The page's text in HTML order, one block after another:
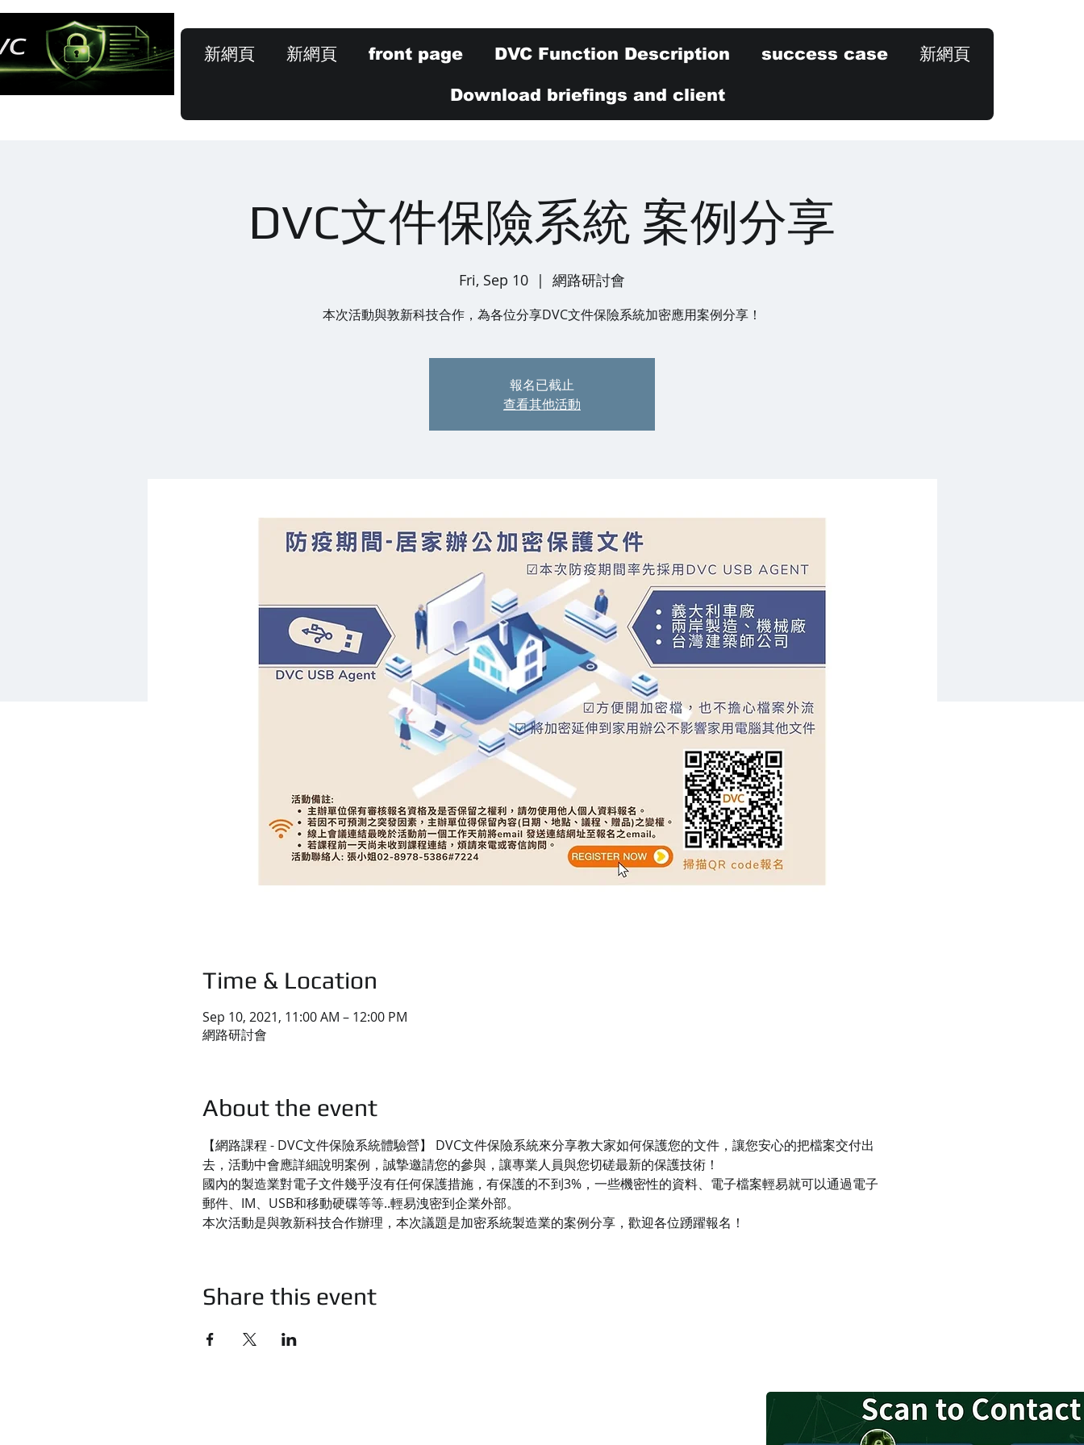
新網頁 新網頁 front page DVC Function Description success case 新網頁
Download briefings and client
DVC文件保險系統 案例分享
Fri, Sep 10
  |
網路研討會
本次活動與敦新科技合作，為各位分享DVC文件保險系統加密應用案例分享！
報名已截止
查看其他活動
Time & Location
Sep 10, 2021, 11:00 AM – 12:00 PM
網路研討會
About the event
【網路課程 - DVC文件保險系統體驗營】 DVC文件保險系統來分享教大家如何保護您的文件，讓您安心的把檔案交付出
去，活動中會應詳細說明案例，誠摯邀請您的參與，讓專業人員與您切磋最新的保護技術！
國內的製造業對電子文件幾乎沒有任何保護措施，有保護的不到3%，一些機密性的資料、電子檔案輕易就可以通過電子
郵件、IM、USB和移動硬碟等等..輕易洩密到企業外部。
本次活動是與敦新科技合作辦理，本次議題是加密系統製造業的案例分享，歡迎各位踴躍報名！
Share this event